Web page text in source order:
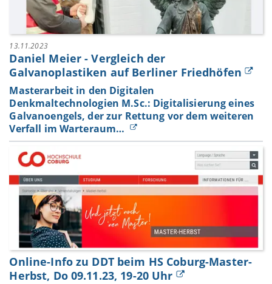
13.11.2023
Daniel Meier - Vergleich der
Galvanoplastiken auf Berliner Friedhöfen
Masterarbeit in den Digitalen
Denkmaltechnologien M.Sc.: Digitalisierung eines
Galvanoengels, der zur Rettung vor dem weiteren
Verfall im Warteraum…
Online-Info zu DDT beim HS Coburg-Master-
Herbst, Do 09.11.23, 19-20 Uhr